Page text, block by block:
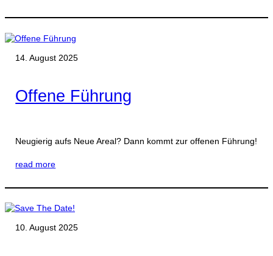
14. August 2025
Offene Führung
Neugierig aufs Neue Areal? Dann kommt zur offenen Führung!
read more
10. August 2025